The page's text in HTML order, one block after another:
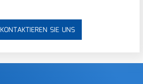
KONTAKTIEREN SIE UNS